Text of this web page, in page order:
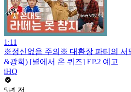
1:11
※정신없음 주의※ 대환장 파티의 서
&광희) [별에서 온 퀴즈] EP.2 예고
iHQ